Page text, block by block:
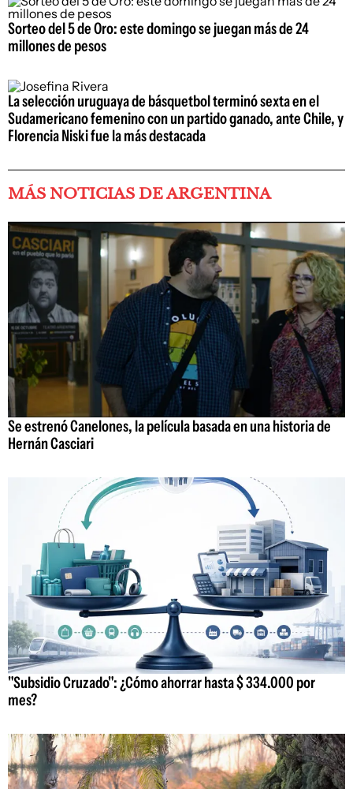
Sorteo del 5 de Oro: este domingo se juegan más de 24
millones de pesos
La selección uruguaya de básquetbol terminó sexta en el
Sudamericano femenino con un partido ganado, ante Chile, y
Florencia Niski fue la más destacada
MÁS NOTICIAS DE ARGENTINA
Se estrenó Canelones, la película basada en una historia de
Hernán Casciari
"Subsidio Cruzado": ¿Cómo ahorrar hasta $ 334.000 por
mes?